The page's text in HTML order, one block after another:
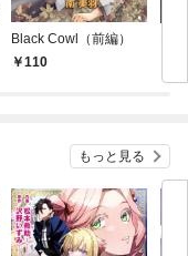
Black Cowl（前編）
110
もっと見る